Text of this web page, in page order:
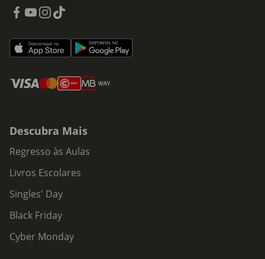
Descubra Mais
Regresso às Aulas
Livros Escolares
Singles' Day
Black Friday
Cyber Monday